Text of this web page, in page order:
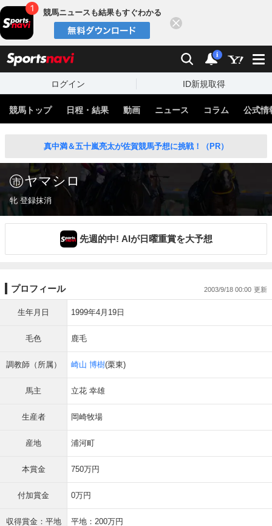
競馬ニュースも結果もすぐわかる
検索 通知
i
ログイン ID新規取得
競馬トップ 日程・結果 動画 ニュース コラム 公式情
真中満＆五十嵐亮太が佐賀競馬予想に挑戦！（PR）
ヤマシロ
牝 登録抹消
先週的中! AIが日曜重賞を大予想
プロフィール 2003/9/18 00:00
生年月日 1999年4月19日
毛色 鹿毛
調教師（所属） 崎山 博樹(栗東)
馬主 立花 幸雄
生産者 岡崎牧場
産地 浦河町
本賞金 750万円
付加賞金 0万円
収得賞金：平地 平地：200万円